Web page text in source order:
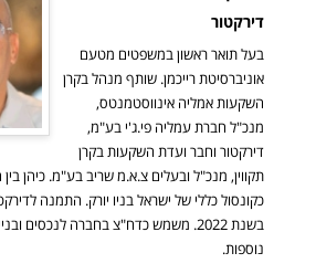
דירקטור
בעל תואר ראשון במשפטים מטעם
אוניברסיטת רייכמן. שותף מנהל בקרן
השקעות אמליה אינווסטמנטס,
מנכ"ל חברת עמליה פי.ג'י בע"מ,
דירקטור וחבר ועדת השקעות בקרן
כקונסול כללי של ישראל בניו יורק. התמנה
בשנת 2022. משמש כדח"צ בחברה לנכסים
נוספות.